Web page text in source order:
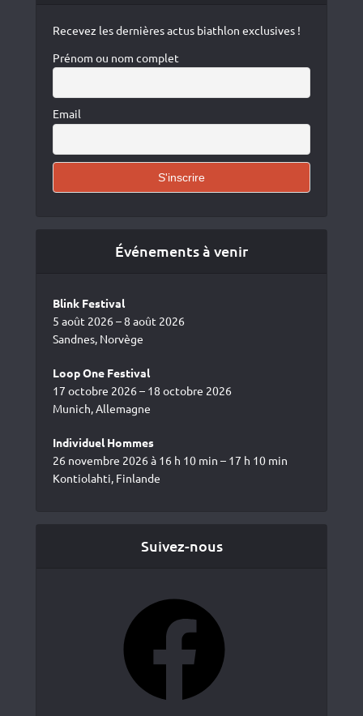
Recevez les dernières actus biathlon exclusives !
Prénom ou nom complet
Email
Événements à venir
Blink Festival
5 août 2026 – 8 août 2026
Sandnes, Norvège
Loop One Festival
17 octobre 2026 – 18 octobre 2026
Munich, Allemagne
Individuel Hommes
26 novembre 2026 à 16 h 10 min – 17 h 10 min
Kontiolahti, Finlande
Suivez-nous